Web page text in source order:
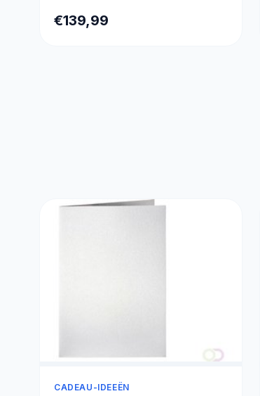
€139,99
CADEAU-IDEEËN